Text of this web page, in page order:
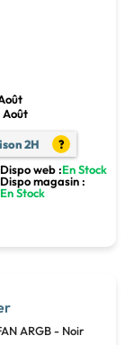
Août
2H ?
Dispo web :En Stock
Dispo magasin :
En Stock
ARGB - Noir